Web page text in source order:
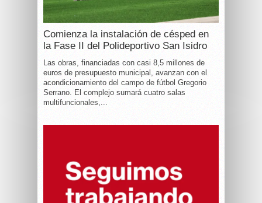
Comienza la instalación de césped en
la Fase II del Polideportivo San Isidro
Las obras, financiadas con casi 8,5 millones de
euros de presupuesto municipal, avanzan con el
acondicionamiento del campo de fútbol Gregorio
Serrano. El complejo sumará cuatro salas
multifuncionales,...